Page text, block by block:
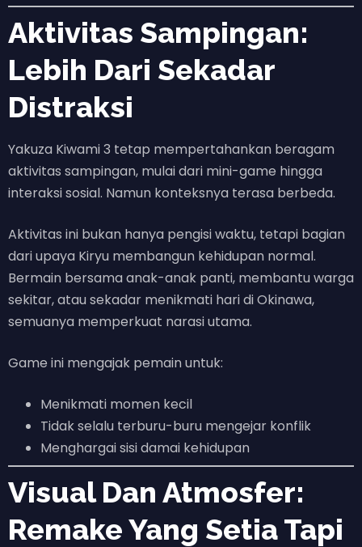
Aktivitas Sampingan:
Lebih Dari Sekadar
Distraksi
Yakuza Kiwami 3 tetap mempertahankan beragam
aktivitas sampingan, mulai dari mini-game hingga
interaksi sosial. Namun konteksnya terasa berbeda.
Aktivitas ini bukan hanya pengisi waktu, tetapi bagian
dari upaya Kiryu membangun kehidupan normal.
Bermain bersama anak-anak panti, membantu warga
sekitar, atau sekadar menikmati hari di Okinawa,
semuanya memperkuat narasi utama.
Game ini mengajak pemain untuk:
Menikmati momen kecil
Tidak selalu terburu-buru mengejar konflik
Menghargai sisi damai kehidupan
Visual Dan Atmosfer:
Remake Yang Setia Tapi